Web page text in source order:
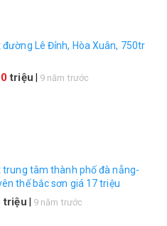
đường Lê Đỉnh, Hòa Xuân, 750tr
triệu 9 năm trước
trung tâm thành phố đà nẵng-
thế bắc sơn giá 17 triệu
triệu 9 năm trước